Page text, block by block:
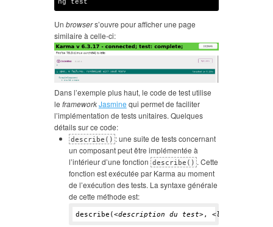
Un browsers’ouvre pour afficher une page
similaire à celle-ci:
Dans l’exemple plus haut, le code de test utilise
le frameworkJasmine qui permet de faciliter
l’implémentation de tests unitaires. Quelques
détails sur ce code:
describe() : une suite de tests concernant
un composant peut être implémentée à
l’intérieur d’une fonction describe() . Cette
fonction est exécutée par Karma au moment
de l’exécution des tests. La syntaxe générale
de cette méthode est:
describe(<description du test>, <lambda